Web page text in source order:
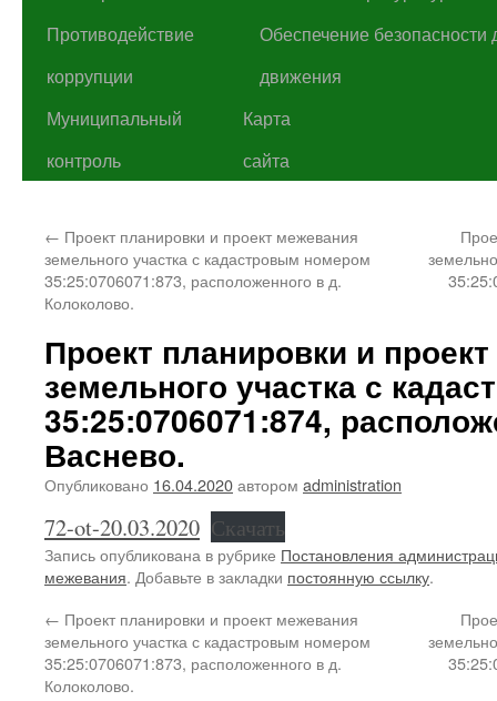
Противодействие
коррупции
Обеспечение безопасности
движения
Муниципальный
контроль
Карта
сайта
← Проект планировки и проект межевания
земельного участка с кадастровым номером
35:25:0706071:873, расположенного в д.
Колоколово.
Проект планировки и
земельного участка с
35:25:0706071:874,
Васнево.
Опубликовано 16.04.2020автором administration
72-ot-20.03.2020 Скачать
Запись опубликована в рубрике Постановления
межевания. Добавьте в закладки постоянную ссылку.
← Проект планировки и проект межевания
земельного участка с кадастровым номером
35:25:0706071:873, расположенного в д.
Колоколово.